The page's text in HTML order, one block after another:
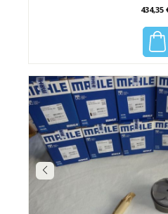
N Kolbenspiel [mm]: 0,025
Herstellernummer: 503 PI 00107 000
434,35